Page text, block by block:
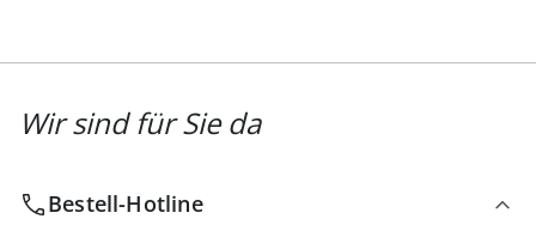
Wir sind für Sie da
Bestell-Hotline